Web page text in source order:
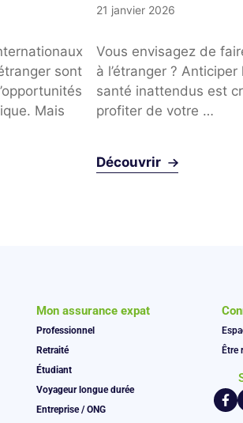
sont
Mais
21 janvier 2026
Vous envisagez de
à l’étranger ?
santé inattendus est
profiter de votre …
Découvrir
Mon assurance expat
Professionnel
Retraité
Étudiant
Voyageur longue durée
Entreprise / ONG
Être